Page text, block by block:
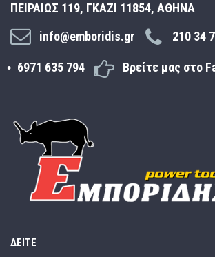
ΠΕΙΡΑΙΩΣ 119, ΓΚΑΖΙ 11854, ΑΘΗΝΑ
info@emboridis.gr
210 34
6971 635 794 Βρείτε μας στο
ΔΕΊΤΕ